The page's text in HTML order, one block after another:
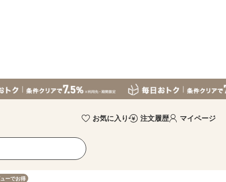
お気に入り 注文履歴 マイページ
ーでお得